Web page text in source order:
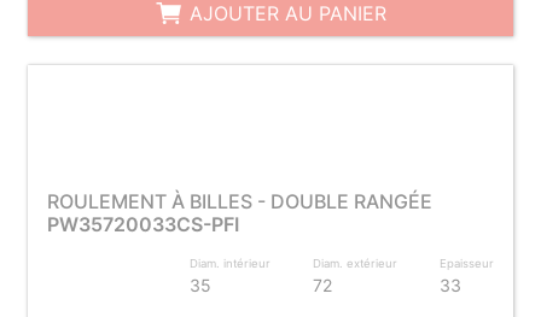
AJOUTER AU PANIER
ROULEMENT À BILLES - DOUBLE RANGÉE
PW35720033CS-PFI
Diam. intérieur
35
Diam. extérieur
72
Epaisseur
33